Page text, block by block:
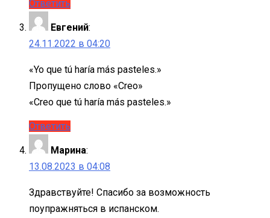
Ответить
Евгений:
24.11.2022 в 04:20
«Yo que tú haría más pasteles.»
Пропущено слово «Creo»
«Creo que tú haría más pasteles.»
Ответить
Марина:
13.08.2023 в 04:08
Здравствуйте! Спасибо за возможность
поупражняться в испанском.